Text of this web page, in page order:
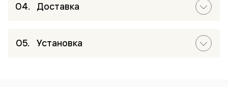
Доставка
Установка